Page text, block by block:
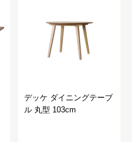
デッケ ダイニングテーブ
ル 丸型 103cm